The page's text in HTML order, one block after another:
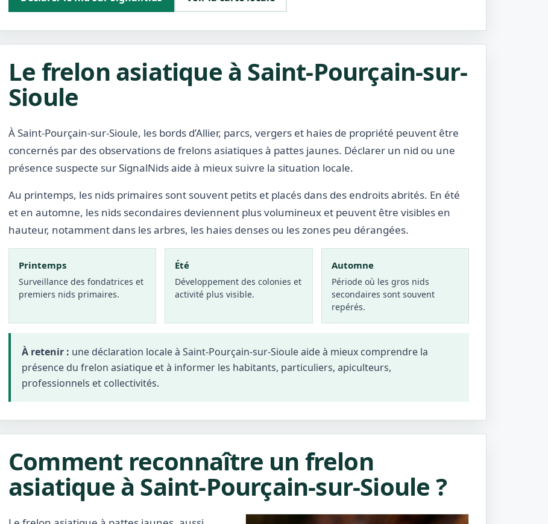
Le frelon asiatique à Saint-Pourçain-sur-
Sioule
À Saint-Pourçain-sur-Sioule, les bords d’Allier, parcs, vergers et haies de propriété peuvent être
concernés par des observations de frelons asiatiques à pattes jaunes. Déclarer un nid ou une
présence suspecte sur SignalNids aide à mieux suivre la situation locale.
Au printemps, les nids primaires sont souvent petits et placés dans des endroits abrités. En été
et en automne, les nids secondaires deviennent plus volumineux et peuvent être visibles en
hauteur, notamment dans les arbres, les haies denses ou les zones peu dérangées.
Printemps
Surveillance des fondatrices et
premiers nids primaires.
Été
Développement des colonies et
activité plus visible.
Automne
Période où les gros nids
secondaires sont souvent
repérés.
À retenir : une déclaration locale à Saint-Pourçain-sur-Sioule aide à mieux comprendre la
présence du frelon asiatique et à informer les habitants, particuliers, apiculteurs,
professionnels et collectivités.
Comment reconnaître un frelon
asiatique à Saint-Pourçain-sur-Sioule ?